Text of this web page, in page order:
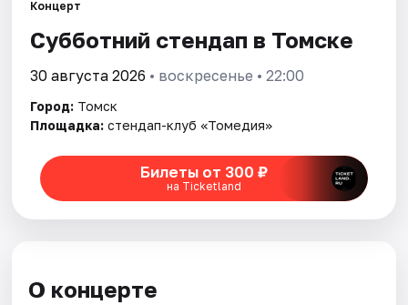
Города
Площадки
Артисты
Рейтинги
Концерт
Субботний стендап в Томске
30 августа 2026 • воскресенье • 22:00
Город: Томск
Площадка: стендап-клуб «Томедия»
Билеты от 300 ₽
на Ticketland
О концерте